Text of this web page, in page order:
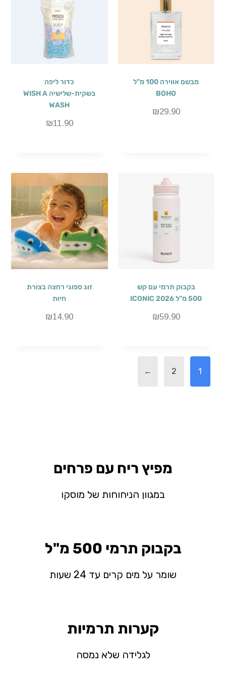
מבשם אווירה 100 מ”ל
BOHO
₪29.90
כדור ליפה
בשקית-שלישיה WISH A
WASH
₪11.90
בקבוק תרמי עם קש
500 מ”ל ICONIC 2026
₪59.90
זוג ספוגי רחצה בצורת
חיות
₪14.90
1
2
←
מפיץ ריח עם פרחים
במגוון הניחוחות של מוסקו
בקבוק תרמי 500 מ"ל
שומר על מים קרים עד 24 שעות
קערות תרמיות
לגלידה שלא נמסה